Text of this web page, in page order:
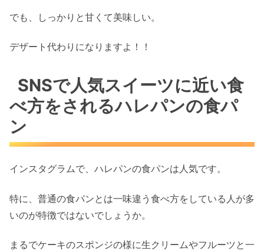
でも、しっかりと甘くて美味しい。
デザート代わりになりますよ！！
SNSで人気スイーツに近い食
べ方をされるハレパンの食パ
ン
インスタグラムで、ハレパンの食パンは人気です。
特に、普通の食パンとは一味違う食べ方をしている人が多
いのが特徴ではないでしょうか。
まるでケーキのスポンジの様に生クリームやフルーツと一